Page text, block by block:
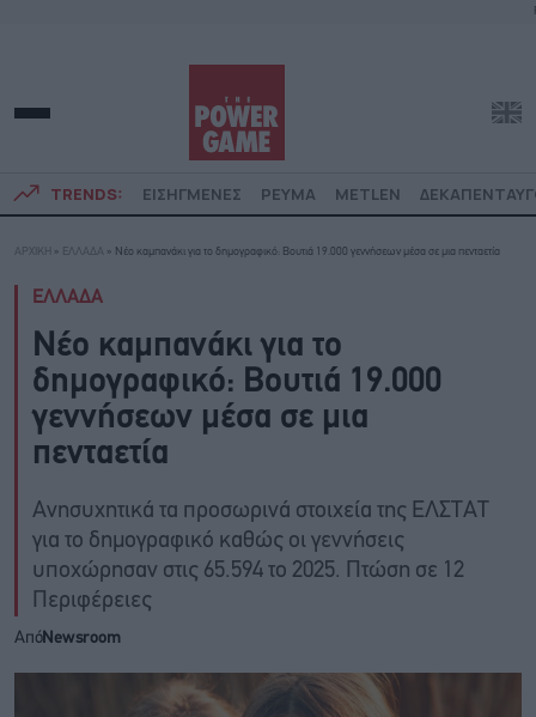
TRENDS: ΕΙΣΗΓΜΕΝΕΣ ΡΕΥΜΑ METLEN
ΑΡΧΙΚΗ » ΕΛΛΑΔΑ » Νέο καμπανάκι για το δημογραφικό: Βουτιά 19.000 γεννήσεων μέσα σε μια πενταετία
ΕΛΛΑΔΑ
Νέο καμπανάκι για το
δημογραφικό: Βουτιά 19.000
γεννήσεων μέσα σε μια
πενταετία
Ανησυχητικά τα προσωρινά στοιχεία της ΕΛΣΤΑΤ
για το δημογραφικό καθώς οι γεννήσεις
υποχώρησαν στις 65.594 το 2025. Πτώση σε 12
Περιφέρειες
ΑπόNewsroom